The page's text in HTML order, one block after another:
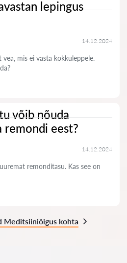
lepingus
14.12.2024
mis ei vasta kokkuleppele.
võib nõuda
remondi eest?
14.12.2024
remonditasu. Kas see on
Meditsiiniõigus kohta